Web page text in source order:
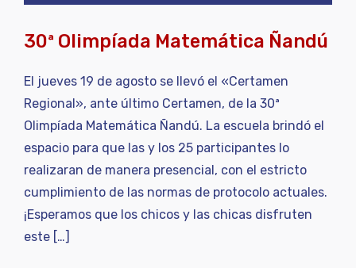
30ª Olimpíada Matemática Ñandú
El jueves 19 de agosto se llevó el «Certamen
Regional», ante último Certamen, de la 30ª
Olimpíada Matemática Ñandú. La escuela brindó el
espacio para que las y los 25 participantes lo
realizaran de manera presencial, con el estricto
cumplimiento de las normas de protocolo actuales.
¡Esperamos que los chicos y las chicas disfruten
este […]